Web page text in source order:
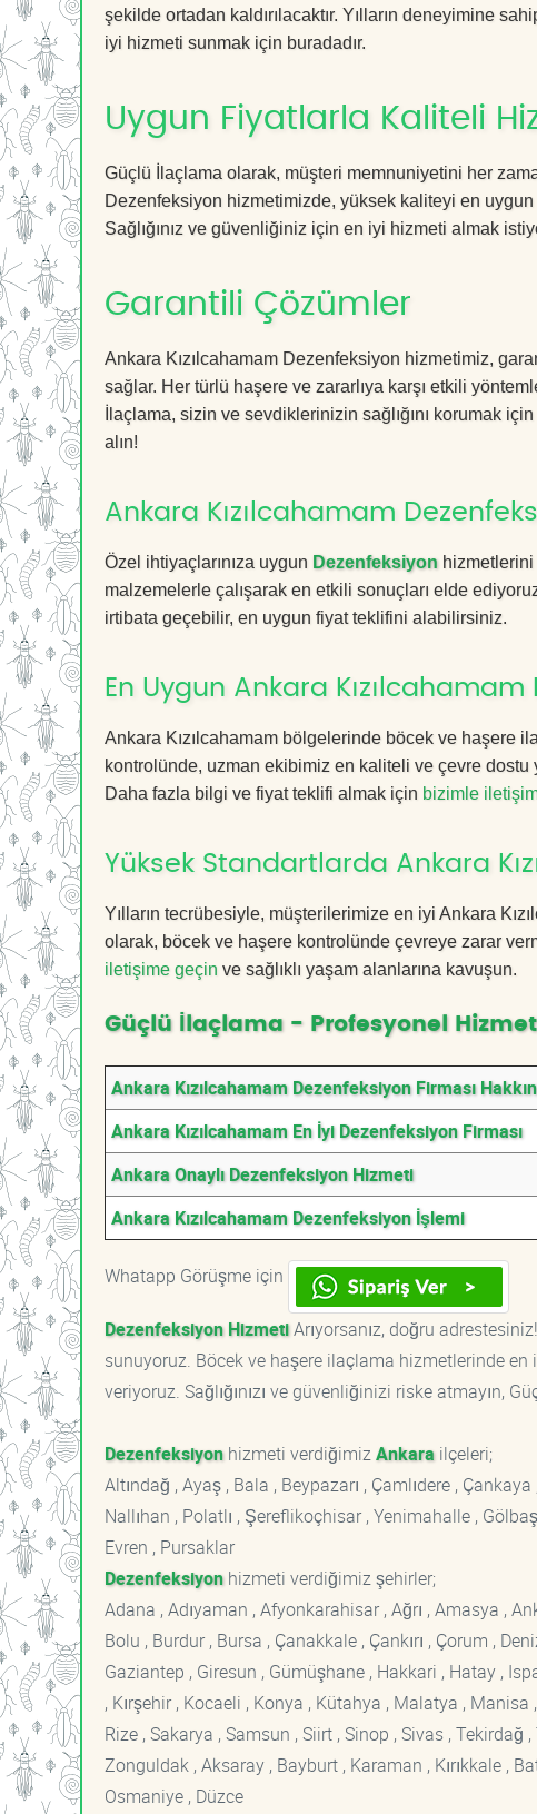
şekilde ortadan kaldırılacaktır. Yılların deneyimine
iyi hizmeti sunmak için buradadır.
Uygun Fiyatlarla Kaliteli
Güçlü İlaçlama olarak, müşteri memnuniyetini her
Dezenfeksiyon hizmetimizde, yüksek kaliteyi en
Sağlığınız ve güvenliğiniz için en iyi hizmeti almak
Garantili Çözümler
Ankara Kızılcahamam Dezenfeksiyon hizmetimiz,
sağlar. Her türlü haşere ve zararlıya karşı etkili
İlaçlama, sizin ve sevdiklerinizin sağlığını korumak
alın!
Ankara Kızılcahamam
Özel ihtiyaçlarınıza uygun Dezenfeksiyon
malzemelerle çalışarak en etkili sonuçları elde
irtibata geçebilir, en uygun fiyat teklifini alabilirsiniz.
En Uygun Ankara
Ankara Kızılcahamam bölgelerinde böcek ve haşere
kontrolünde, uzman ekibimiz en kaliteli ve çevre
Daha fazla bilgi ve fiyat teklifi almak için bizimle
Yüksek Standartlarda Ankara
Yılların tecrübesiyle, müşterilerimize en iyi Ankara
olarak, böcek ve haşere kontrolünde çevreye zarar
iletişime geçin ve sağlıklı yaşam alanlarına kavuşun.
Güçlü İlaçlama - Profesyonel
Ankara Kızılcahamam Dezenfeksiyon Firması
Ankara Kızılcahamam En İyi Dezenfeksiyon Firması
Ankara Onaylı Dezenfeksiyon Hizmeti
Ankara Kızılcahamam Dezenfeksiyon İşlemi
Whatapp Görüşme için
Dezenfeksiyon HizmetiArıyorsanız, doğru
sunuyoruz. Böcek ve haşere ilaçlama hizmetlerinde
veriyoruz. Sağlığınızı ve güvenliğinizi riske atmayın,
Dezenfeksiyonhizmeti verdiğimizAnkara ilçeleri;
Altındağ , Ayaş , Bala , Beypazarı , Çamlıdere ,
Nallıhan , Polatlı , Şereflikoçhisar , Yenimahalle ,
Evren , Pursaklar
Dezenfeksiyonhizmeti verdiğimiz şehirler;
Adana , Adıyaman , Afyonkarahisar , Ağrı , Amasya ,
Bolu , Burdur , Bursa , Çanakkale , Çankırı , Çorum ,
Gaziantep , Giresun , Gümüşhane , Hakkari , Hatay ,
, Kırşehir , Kocaeli , Konya , Kütahya , Malatya ,
Rize , Sakarya , Samsun , Siirt , Sinop , Sivas ,
Zonguldak , Aksaray , Bayburt , Karaman , Kırıkkale ,
Osmaniye , Düzce